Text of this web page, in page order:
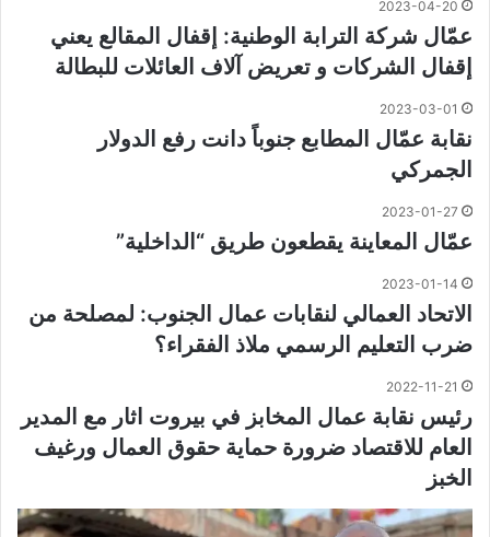
2023-04-20
عمّال شركة الترابة الوطنية: إقفال المقالع يعني
إقفال الشركات و تعريض آلاف العائلات للبطالة
2023-03-01
نقابة عمّال المطابع جنوباً دانت رفع الدولار
الجمركي
2023-01-27
عمّال المعاينة يقطعون طريق “الداخلية”
2023-01-14
الاتحاد العمالي لنقابات عمال الجنوب: لمصلحة من
ضرب التعليم الرسمي ملاذ الفقراء؟
2022-11-21
رئيس نقابة عمال المخابز في بيروت اثار مع المدير
العام للاقتصاد ضرورة حماية حقوق العمال ورغيف
الخبز